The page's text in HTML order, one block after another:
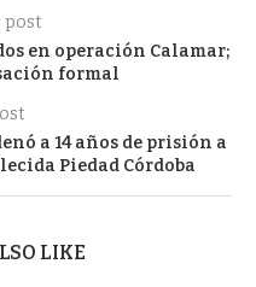
post
en operación Calamar;
formal
a 14 años de prisión a
Piedad Córdoba
LIKE